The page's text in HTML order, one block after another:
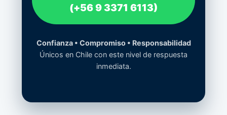
(+56 9 3371 6113)
Confianza • Compromiso • Responsabilidad
Únicos en Chile con este nivel de respuesta
inmediata.